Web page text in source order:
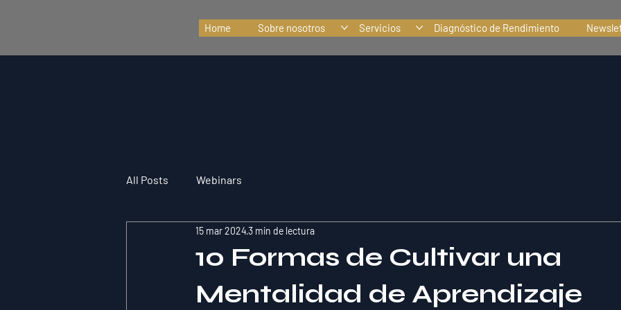
Home Sobre nosotros Servicios Diagnóstico de Rendimiento
All Posts Webinars
10 Formas de Cultivar una
Mentalidad de Aprendizaje
15 mar 20243 min de lectura